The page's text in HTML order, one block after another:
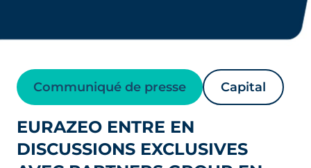
Communiqué de presse Capital
EURAZEO ENTRE EN
DISCUSSIONS EXCLUSIVES